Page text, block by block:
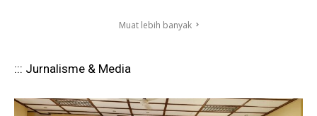
Muat lebih banyak
::: Jurnalisme & Media